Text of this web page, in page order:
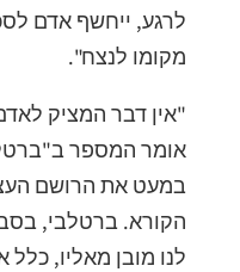
לרגע, ייחשף אדם
מקומו לנצח".
"אין דבר המציק
אומר המספר
במעט את הרושם
הקורא. ברטלבי,
לנו מובן מאליו, כלל